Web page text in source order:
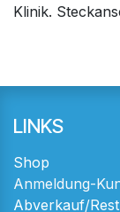
Klinik.
LINKS
Shop
Anmeldung-
Abverkauf/